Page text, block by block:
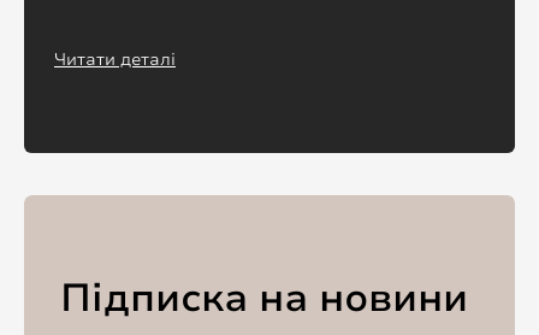
Читати деталі
Підписка на новини